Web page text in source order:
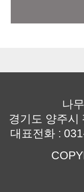
나
경기도 양주
대표전화 :